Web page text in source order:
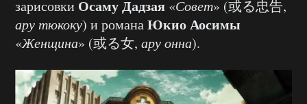
зарисовки Осаму Дадзая «Совет» (或る忠告,
ару тюкоку) и романаЮкио Аосимы
«Женщина» (或る女, ару онна).